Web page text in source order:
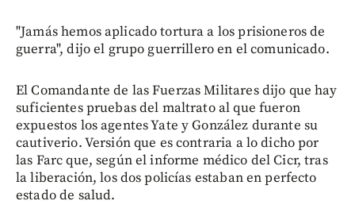
"Jamás hemos aplicado tortura a los prisioneros de
guerra", dijo el grupo guerrillero en el comunicado.
El Comandante de las Fuerzas Militares dijo que hay
suficientes pruebas del maltrato al que fueron
expuestos los agentes Yate y González durante su
cautiverio. Versión que es contraria a lo dicho por
las Farc que, según el informe médico del Cicr, tras
la liberación, los dos policías estaban en perfecto
estado de salud.